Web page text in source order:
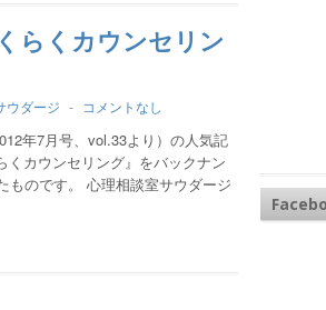
らくカウンセリン
ウダージ - コメントなし
年7月号、vol.33より）の人気記
カウンセリング』をバックナン
ものです。 心理相談室サウダージ